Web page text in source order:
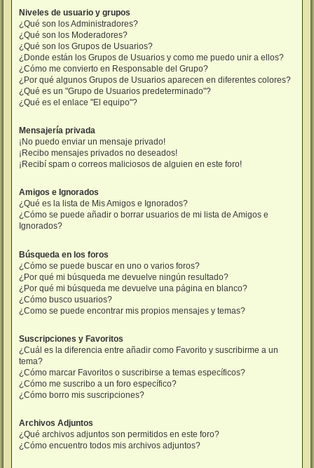
Niveles de usuario y grupos
¿Qué son los Administradores?
¿Qué son los Moderadores?
¿Qué son los Grupos de Usuarios?
¿Donde están los Grupos de Usuarios y como me puedo unir a ellos?
¿Cómo me convierto en Responsable del Grupo?
¿Por qué algunos Grupos de Usuarios aparecen en diferentes colores?
¿Qué es un "Grupo de Usuarios predeterminado"?
¿Qué es el enlace "El equipo"?
Mensajería privada
¡No puedo enviar un mensaje privado!
¡Recibo mensajes privados no deseados!
¡Recibí spam o correos maliciosos de alguien en este foro!
Amigos e Ignorados
¿Qué es la lista de Mis Amigos e Ignorados?
¿Cómo se puede añadir o borrar usuarios de mi lista de Amigos e
Ignorados?
Búsqueda en los foros
¿Cómo se puede buscar en uno o varios foros?
¿Por qué mi búsqueda me devuelve ningún resultado?
¿Por qué mi búsqueda me devuelve una página en blanco?
¿Cómo busco usuarios?
¿Como se puede encontrar mis propios mensajes y temas?
Suscripciones y Favoritos
¿Cuál es la diferencia entre añadir como Favorito y suscribirme a un
tema?
¿Cómo marcar Favoritos o suscribirse a temas específicos?
¿Cómo me suscribo a un foro específico?
¿Cómo borro mis suscripciones?
Archivos Adjuntos
¿Qué archivos adjuntos son permitidos en este foro?
¿Cómo encuentro todos mis archivos adjuntos?